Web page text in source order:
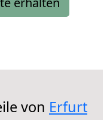
von Erfurt